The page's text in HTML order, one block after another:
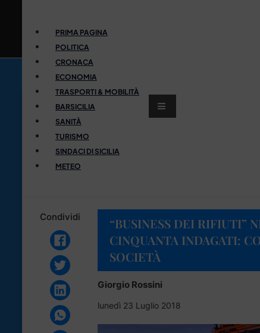
PRIMA PAGINA
POLITICA
CRONACA
ECONOMIA
TRASPORTI & MOBILITÀ
BARSICILIA
SANITÀ
TURISMO
SINDACI DI SICILIA
METEO
Condividi
“BUSINESS DEI RIFIUTI”
CINQUANTA INDAGATI:
SOCIETÀ
Giorgio Rossini
lunedì 23 Luglio 2018